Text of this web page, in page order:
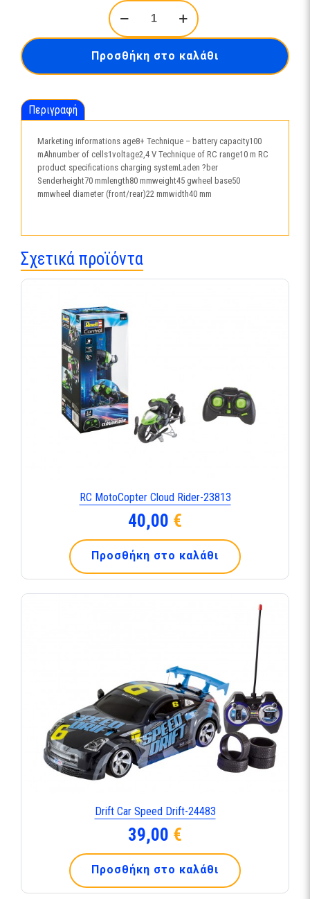
TRUCK
CM192
RED
Προσθήκη στο καλάθι
Περιγραφή
Marketing informations age8+ Technique – battery capacity100
mAhnumber of cells1voltage2,4 V Technique of RC range10 m RC
product specifications charging systemLaden ?ber
Senderheight70 mmlength80 mmweight45 gwheel base50
mmwheel diameter (front/rear)22 mmwidth40 mm
Σχετικά προϊόντα
RC MotoCopter Cloud Rider-23813
40,00 €
Προσθήκη στο καλάθι
Drift Car Speed Drift-24483
39,00 €
Προσθήκη στο καλάθι